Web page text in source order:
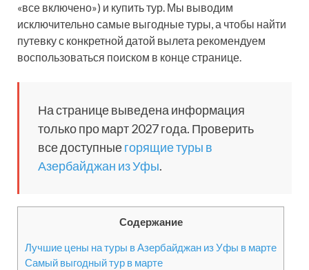
«все включено») и купить тур. Мы выводим
исключительно самые выгодные туры, а чтобы найти
путевку с конкретной датой вылета рекомендуем
воспользоваться поиском в конце странице.
На странице выведена информация
только про март 2027 года. Проверить
все доступныегорящие туры в
Азербайджан из Уфы.
Содержание
Лучшие цены на туры в Азербайджан из Уфы в марте
Самый выгодный тур в марте